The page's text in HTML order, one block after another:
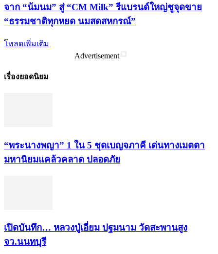
จาก “น้มนม” สู่ “CM Milk” รีแบรนด์ใหญ่ชูจุดขาย
“ธรรมชาติทุกหยด นมสดสหกรณ์”
โหลดเพิ่มเติม
Advertisement
เรื่องยอดนิยม
“พระ​นาง​พญา” 1 ใน 5​ ชุดเบญจ​ภาคี​ เด่นทางเมตตา​
มหา​นิยม​แคล้วคลาด​ ปลอดภัย​
เปิดบันทึก… หลวงปู่เอี่ยม ​ปฐม​นาม​ วัดสะพานสูง​
จว.นนทบุรี